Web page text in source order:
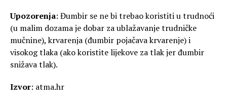
Upozorenja: Đumbir se ne bi trebao koristiti u trudnoći
(u malim dozama je dobar za ublažavanje trudničke
mučnine), krvarenja (đumbir pojačava krvarenje) i
visokog tlaka (ako koristite lijekove za tlak jer đumbir
snižava tlak).
Izvor: atma.hr